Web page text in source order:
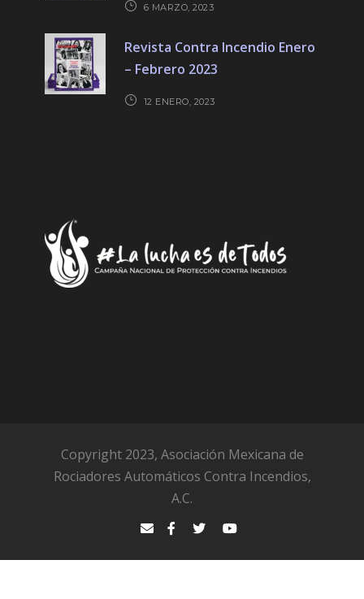
6 MARZO, 2023
Revista Contra Incendio Enero
– Febrero 2023
12 ENERO, 2023
Copyright 2023, Asociación Mexicana de
Rociadores Automáticos Contra Incendios,
A.C.